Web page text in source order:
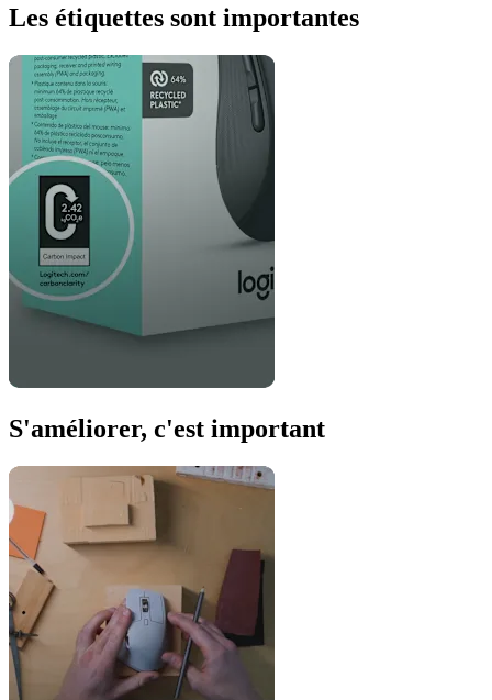
Les étiquettes sont importantes
S'améliorer, c'est important